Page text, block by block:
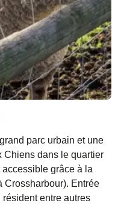
parc urbain et une
Chiens dans le quartier
grâce à la
Crossharbour). Entrée
entre autres